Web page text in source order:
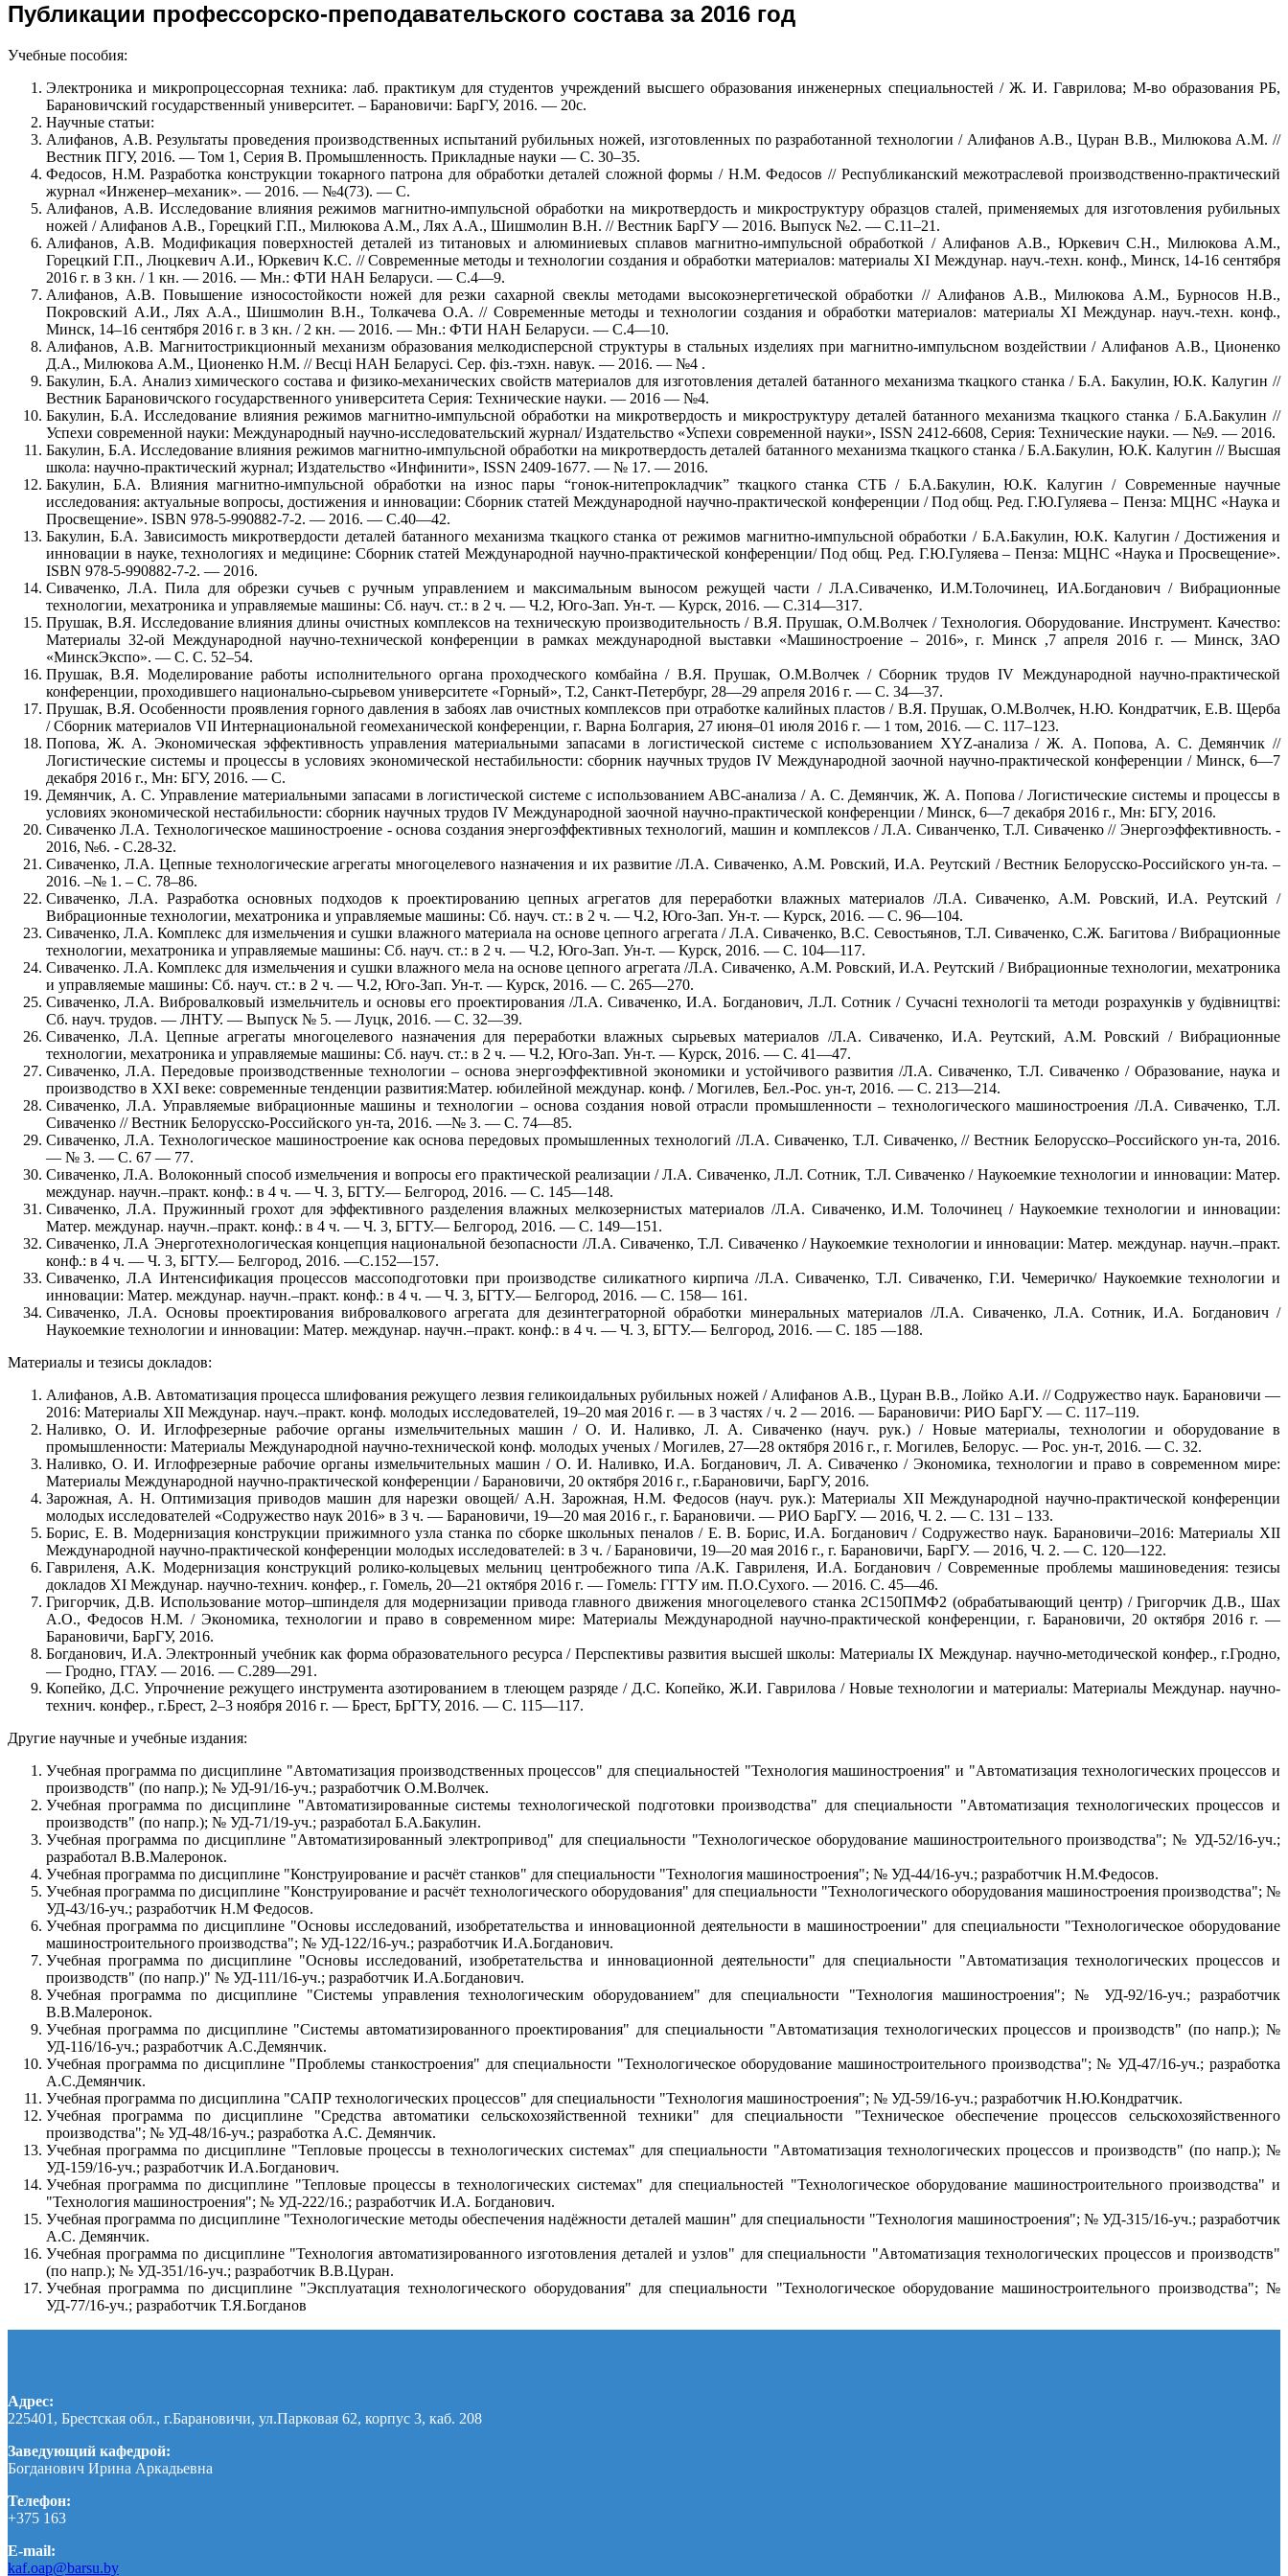
Публикации профессорско-преподавательского состава за 2016 год
Учебные пособия:
Электроника и микропроцессорная техника: лаб. практикум для студентов учреждений высшего образования инженерных специальностей / Ж. И. Гаврилова; М-во образования РБ,
Барановичский государственный университет. – Барановичи: БарГУ, 2016. — 20с.
Научные статьи:
Алифанов, А.В. Результаты проведения производственных испытаний рубильных ножей, изготовленных по разработанной технологии / Алифанов А.В., Цуран В.В., Милюкова А.М. //
Вестник ПГУ, 2016. — Том 1, Серия В. Промышленность. Прикладные науки — С. 30–35.
Федосов, Н.М. Разработка конструкции токарного патрона для обработки деталей сложной формы / Н.М. Федосов // Республиканский межотраслевой производственно-практический
журнал «Инженер–механик». — 2016. –– №4(73). — С.
Алифанов, А.В. Исследование влияния режимов магнитно-импульсной обработки на микротвердость и микроструктуру образцов сталей, применяемых для изготовления рубильных
ножей / Алифанов А.В., Горецкий Г.П., Милюкова А.М., Лях А.А., Шишмолин В.Н. // Вестник БарГУ — 2016. Выпуск №2. — С.11–21.
Алифанов, А.В. Модификация поверхностей деталей из титановых и алюминиевых сплавов магнитно-импульсной обработкой / Алифанов А.В., Юркевич С.Н., Милюкова А.М.,
Горецкий Г.П., Люцкевич А.И., Юркевич К.С. // Современные методы и технологии создания и обработки материалов: материалы XI Междунар. науч.-техн. конф., Минск, 14-16 сентября
2016 г. в 3 кн. / 1 кн. — 2016. — Мн.: ФТИ НАН Беларуси. — С.4—9.
Алифанов, А.В. Повышение износостойкости ножей для резки сахарной свеклы методами высокоэнергетической обработки // Алифанов А.В., Милюкова А.М., Бурносов Н.В.,
Покровский А.И., Лях А.А., Шишмолин В.Н., Толкачева О.А. // Современные методы и технологии создания и обработки материалов: материалы XI Междунар. науч.-техн. конф.,
Минск, 14–16 сентября 2016 г. в 3 кн. / 2 кн. — 2016. — Мн.: ФТИ НАН Беларуси. — С.4—10.
Алифанов, А.В. Магнитострикционный механизм образования мелкодисперсной структуры в стальных изделиях при магнитно-импульсном воздействии / Алифанов А.В., Ционенко
Д.А., Милюкова А.М., Ционенко Н.М. // Весці НАН Беларусі. Сер. фіз.-тэхн. навук. — 2016. — №4 .
Бакулин, Б.А. Анализ химического состава и физико-механических свойств материалов для изготовления деталей батанного механизма ткацкого станка / Б.А. Бакулин, Ю.К. Калугин //
Вестник Барановичского государственного университета Серия: Технические науки. — 2016 — №4.
Бакулин, Б.А. Исследование влияния режимов магнитно-импульсной обработки на микротвердость и микроструктуру деталей батанного механизма ткацкого станка / Б.А.Бакулин //
Успехи современной науки: Международный научно-исследовательский журнал/ Издательство «Успехи современной науки», ISSN 2412-6608, Серия: Технические науки. — №9. — 2016.
Бакулин, Б.А. Исследование влияния режимов магнитно-импульсной обработки на микротвердость деталей батанного механизма ткацкого станка / Б.А.Бакулин, Ю.К. Калугин // Высшая
школа: научно-практический журнал; Издательство «Инфинити», ISSN 2409-1677. — № 17. — 2016.
Бакулин, Б.А. Влияния магнитно-импульсной обработки на износ пары “гонок-нитепрокладчик” ткацкого станка СТБ / Б.А.Бакулин, Ю.К. Калугин / Современные научные
исследования: актуальные вопросы, достижения и инновации: Сборник статей Международной научно-практической конференции / Под общ. Ред. Г.Ю.Гуляева – Пенза: МЦНС «Наука и
Просвещение». ISВN 978-5-990882-7-2. — 2016. — С.40—42.
Бакулин, Б.А. Зависимость микротвердости деталей батанного механизма ткацкого станка от режимов магнитно-импульсной обработки / Б.А.Бакулин, Ю.К. Калугин / Достижения и
инновации в науке, технологиях и медицине: Сборник статей Международной научно-практической конференции/ Под общ. Ред. Г.Ю.Гуляева – Пенза: МЦНС «Наука и Просвещение».
ISВN 978-5-990882-7-2. — 2016.
Сиваченко, Л.А. Пила для обрезки сучьев с ручным управлением и максимальным выносом режущей части / Л.А.Сиваченко, И.М.Толочинец, ИА.Богданович / Вибрационные
технологии, мехатроника и управляемые машины: Сб. науч. ст.: в 2 ч. — Ч.2, Юго-Зап. Ун-т. — Курск, 2016. — С.314—317.
Прушак, В.Я. Исследование влияния длины очистных комплексов на техническую производительность / В.Я. Прушак, О.М.Волчек / Технология. Оборудование. Инструмент. Качество:
Материалы 32-ой Международной научно-технической конференции в рамках международной выставки «Машиностроение – 2016», г. Минск ,7 апреля 2016 г. — Минск, ЗАО
«МинскЭкспо». — С. С. 52–54.
Прушак, В.Я. Моделирование работы исполнительного органа проходческого комбайна / В.Я. Прушак, О.М.Волчек / Сборник трудов IV Международной научно-практической
конференции, проходившего национально-сырьевом университете «Горный», Т.2, Санкт-Петербург, 28—29 апреля 2016 г. — С. 34—37.
Прушак, В.Я. Особенности проявления горного давления в забоях лав очистных комплексов при отработке калийных пластов / В.Я. Прушак, О.М.Волчек, Н.Ю. Кондратчик, Е.В. Щерба
/ Сборник материалов VII Интернациональной геомеханической конференции, г. Варна Болгария, 27 июня–01 июля 2016 г. — 1 том, 2016. — С. 117–123.
Попова, Ж. А. Экономическая эффективность управления материальными запасами в логистической системе с использованием XYZ-анализа / Ж. А. Попова, А. С. Демянчик //
Логистические системы и процессы в условиях экономической нестабильности: сборник научных трудов IV Международной заочной научно-практической конференции / Минск, 6—7
декабря 2016 г., Мн: БГУ, 2016. — С.
Демянчик, А. С. Управление материальными запасами в логистической системе с использованием ABC-анализа / А. С. Демянчик, Ж. А. Попова / Логистические системы и процессы в
условиях экономической нестабильности: сборник научных трудов IV Международной заочной научно-практической конференции / Минск, 6—7 декабря 2016 г., Мн: БГУ, 2016.
Сиваченко Л.А. Технологическое машиностроение - основа создания энергоэффективных технологий, машин и комплексов / Л.А. Сиванченко, Т.Л. Сиваченко // Энергоэффективность. -
2016, №6. - С.28-32.
Сиваченко, Л.А. Цепные технологические агрегаты многоцелевого назначения и их развитие /Л.А. Сиваченко, А.М. Ровский, И.А. Реутский / Вестник Белорусско-Российского ун-та. –
2016. –№ 1. – С. 78–86.
Сиваченко, Л.А. Разработка основных подходов к проектированию цепных агрегатов для переработки влажных материалов /Л.А. Сиваченко, А.М. Ровский, И.А. Реутский /
Вибрационные технологии, мехатроника и управляемые машины: Сб. науч. ст.: в 2 ч. — Ч.2, Юго-Зап. Ун-т. — Курск, 2016. — С. 96—104.
Сиваченко, Л.А. Комплекс для измельчения и сушки влажного материала на основе цепного агрегата / Л.А. Сиваченко, В.С. Севостьянов, Т.Л. Сиваченко, С.Ж. Багитова / Вибрационные
технологии, мехатроника и управляемые машины: Сб. науч. ст.: в 2 ч. — Ч.2, Юго-Зап. Ун-т. — Курск, 2016. — С. 104—117.
Сиваченко. Л.А. Комплекс для измельчения и сушки влажного мела на основе цепного агрегата /Л.А. Сиваченко, А.М. Ровский, И.А. Реутский / Вибрационные технологии, мехатроника
и управляемые машины: Сб. науч. ст.: в 2 ч. — Ч.2, Юго-Зап. Ун-т. — Курск, 2016. — С. 265—270.
Сиваченко, Л.А. Вибровалковый измельчитель и основы его проектирования /Л.А. Сиваченко, И.А. Богданович, Л.Л. Сотник / Сучаснi технологii та методи розрахункiв у будiвництвi:
Сб. науч. трудов. — ЛНТУ. — Выпуск № 5. — Луцк, 2016. — С. 32—39.
Сиваченко, Л.А. Цепные агрегаты многоцелевого назначения для переработки влажных сырьевых материалов /Л.А. Сиваченко, И.А. Реутский, А.М. Ровский / Вибрационные
технологии, мехатроника и управляемые машины: Сб. науч. ст.: в 2 ч. — Ч.2, Юго-Зап. Ун-т. — Курск, 2016. — С. 41—47.
Сиваченко, Л.А. Передовые производственные технологии – основа энергоэффективной экономики и устойчивого развития /Л.А. Сиваченко, Т.Л. Сиваченко / Образование, наука и
производство в ХХI веке: современные тенденции развития:Матер. юбилейной междунар. конф. / Могилев, Бел.-Рос. ун-т, 2016. — С. 213—214.
Сиваченко, Л.А. Управляемые вибрационные машины и технологии – основа создания новой отрасли промышленности – технологического машиностроения /Л.А. Сиваченко, Т.Л.
Сиваченко // Вестник Белорусско-Российского ун-та, 2016. —№ 3. — С. 74—85.
Сиваченко, Л.А. Технологическое машиностроение как основа передовых промышленных технологий /Л.А. Сиваченко, Т.Л. Сиваченко, // Вестник Белорусско–Российского ун-та, 2016.
— № 3. — С. 67 — 77.
Сиваченко, Л.А. Волоконный способ измельчения и вопросы его практической реализации / Л.А. Сиваченко, Л.Л. Сотник, Т.Л. Сиваченко / Наукоемкие технологии и инновации: Матер.
междунар. научн.–практ. конф.: в 4 ч. — Ч. 3, БГТУ.— Белгород, 2016. — С. 145—148.
Сиваченко, Л.А. Пружинный грохот для эффективного разделения влажных мелкозернистых материалов /Л.А. Сиваченко, И.М. Толочинец / Наукоемкие технологии и инновации:
Матер. междунар. научн.–практ. конф.: в 4 ч. — Ч. 3, БГТУ.— Белгород, 2016. — С. 149—151.
Сиваченко, Л.А Энерготехнологическая концепция национальной безопасности /Л.А. Сиваченко, Т.Л. Сиваченко / Наукоемкие технологии и инновации: Матер. междунар. научн.–практ.
конф.: в 4 ч. — Ч. 3, БГТУ.— Белгород, 2016. —С.152—157.
Сиваченко, Л.А Интенсификация процессов массоподготовки при производстве силикатного кирпича /Л.А. Сиваченко, Т.Л. Сиваченко, Г.И. Чемеричко/ Наукоемкие технологии и
инновации: Матер. междунар. научн.–практ. конф.: в 4 ч. — Ч. 3, БГТУ.— Белгород, 2016. — С. 158— 161.
Сиваченко, Л.А. Основы проектирования вибровалкового агрегата для дезинтеграторной обработки минеральных материалов /Л.А. Сиваченко, Л.А. Сотник, И.А. Богданович /
Наукоемкие технологии и инновации: Матер. междунар. научн.–практ. конф.: в 4 ч. — Ч. 3, БГТУ.— Белгород, 2016. — С. 185 —188.
Материалы и тезисы докладов:
Алифанов, А.В. Автоматизация процесса шлифования режущего лезвия геликоидальных рубильных ножей / Алифанов А.В., Цуран В.В., Лойко А.И. // Содружество наук. Барановичи —
2016: Материалы XII Междунар. науч.–практ. конф. молодых исследователей, 19–20 мая 2016 г. — в 3 частях / ч. 2 — 2016. — Барановичи: РИО БарГУ. — С. 117–119.
Наливко, О. И. Иглофрезерные рабочие органы измельчительных машин / О. И. Наливко, Л. А. Сиваченко (науч. рук.) / Новые материалы, технологии и оборудование в
промышленности: Материалы Международной научно-технической конф. молодых ученых / Могилев, 27—28 октября 2016 г., г. Могилев, Белорус. — Рос. ун-т, 2016. — С. 32.
Наливко, О. И. Иглофрезерные рабочие органы измельчительных машин / О. И. Наливко, И.А. Богданович, Л. А. Сиваченко / Экономика, технологии и право в современном мире:
Материалы Международной научно-практической конференции / Барановичи, 20 октября 2016 г., г.Барановичи, БарГУ, 2016.
Зарожная, А. Н. Оптимизация приводов машин для нарезки овощей/ А.Н. Зарожная, Н.М. Федосов (науч. рук.): Материалы XII Международной научно-практической конференции
молодых исследователей «Содружество наук 2016» в 3 ч. — Барановичи, 19—20 мая 2016 г., г. Барановичи. — РИО БарГУ. — 2016, Ч. 2. — С. 131 – 133.
Борис, Е. В. Модернизация конструкции прижимного узла станка по сборке школьных пеналов / Е. В. Борис, И.А. Богданович / Содружество наук. Барановичи–2016: Материалы XII
Международной научно-практической конференции молодых исследователей: в 3 ч. / Барановичи, 19—20 мая 2016 г., г. Барановичи, БарГУ. — 2016, Ч. 2. — С. 120—122.
Гавриленя, А.К. Модернизация конструкций ролико-кольцевых мельниц центробежного типа /А.К. Гавриленя, И.А. Богданович / Современные проблемы машиноведения: тезисы
докладов XI Междунар. научно-технич. конфер., г. Гомель, 20—21 октября 2016 г. — Гомель: ГГТУ им. П.О.Сухого. — 2016. С. 45—46.
Григорчик, Д.В. Использование мотор–шпинделя для модернизации привода главного движения многоцелевого станка 2С150ПМФ2 (обрабатывающий центр) / Григорчик Д.В., Шах
А.О., Федосов Н.М. / Экономика, технологии и право в современном мире: Материалы Международной научно-практической конференции, г. Барановичи, 20 октября 2016 г. —
Барановичи, БарГУ, 2016.
Богданович, И.А. Электронный учебник как форма образовательного ресурса / Перспективы развития высшей школы: Материалы IX Междунар. научно-методической конфер., г.Гродно,
— Гродно, ГГАУ. — 2016. — С.289—291.
Копейко, Д.С. Упрочнение режущего инструмента азотированием в тлеющем разряде / Д.С. Копейко, Ж.И. Гаврилова / Новые технологии и материалы: Материалы Междунар. научно-
технич. конфер., г.Брест, 2–3 ноября 2016 г. — Брест, БрГТУ, 2016. — С. 115—117.
Другие научные и учебные издания:
Учебная программа по дисциплине "Автоматизация производственных процессов" для специальностей "Технология машиностроения" и "Автоматизация технологических процессов и
производств" (по напр.); № УД-91/16-уч.; разработчик О.М.Волчек.
Учебная программа по дисциплине "Автоматизированные системы технологической подготовки производства" для специальности "Автоматизация технологических процессов и
производств" (по напр.); № УД-71/19-уч.; разработал Б.А.Бакулин.
Учебная программа по дисциплине "Автоматизированный электропривод" для специальности "Технологическое оборудование машиностроительного производства"; № УД-52/16-уч.;
разработал В.В.Малеронок.
Учебная программа по дисциплине "Конструирование и расчёт станков" для специальности "Технология машиностроения"; № УД-44/16-уч.; разработчик Н.М.Федосов.
Учебная программа по дисциплине "Конструирование и расчёт технологического оборудования" для специальности "Технологического оборудования машиностроения производства"; №
УД-43/16-уч.; разработчик Н.М Федосов.
Учебная программа по дисциплине "Основы исследований, изобретательства и инновационной деятельности в машиностроении" для специальности "Технологическое оборудование
машиностроительного производства"; № УД-122/16-уч.; разработчик И.А.Богданович.
Учебная программа по дисциплине "Основы исследований, изобретательства и инновационной деятельности" для специальности "Автоматизация технологических процессов и
производств" (по напр.)" № УД-111/16-уч.; разработчик И.А.Богданович.
Учебная программа по дисциплине "Системы управления технологическим оборудованием" для специальности "Технология машиностроения"; № УД-92/16-уч.; разработчик
В.В.Малеронок.
Учебная программа по дисциплине "Системы автоматизированного проектирования" для специальности "Автоматизация технологических процессов и производств" (по напр.); №
УД-116/16-уч.; разработчик А.С.Демянчик.
Учебная программа по дисциплине "Проблемы станкостроения" для специальности "Технологическое оборудование машиностроительного производства"; № УД-47/16-уч.; разработка
А.С.Демянчик.
Учебная программа по дисциплина "САПР технологических процессов" для специальности "Технология машиностроения"; № УД-59/16-уч.; разработчик Н.Ю.Кондратчик.
Учебная программа по дисциплине "Средства автоматики сельскохозяйственной техники" для специальности "Техническое обеспечение процессов сельскохозяйственного
производства"; № УД-48/16-уч.; разработка А.С. Демянчик.
Учебная программа по дисциплине "Тепловые процессы в технологических системах" для специальности "Автоматизация технологических процессов и производств" (по напр.); №
УД-159/16-уч.; разработчик И.А.Богданович.
Учебная программа по дисциплине "Тепловые процессы в технологических системах" для специальностей "Технологическое оборудование машиностроительного производства" и
"Технология машиностроения"; № УД-222/16.; разработчик И.А. Богданович.
Учебная программа по дисциплине "Технологические методы обеспечения надёжности деталей машин" для специальности "Технология машиностроения"; № УД-315/16-уч.; разработчик
А.С. Демянчик.
Учебная программа по дисциплине "Технология автоматизированного изготовления деталей и узлов" для специальности "Автоматизация технологических процессов и производств"
(по напр.); № УД-351/16-уч.; разработчик В.В.Цуран.
Учебная программа по дисциплине "Эксплуатация технологического оборудования" для специальности "Технологическое оборудование машиностроительного производства"; №
УД-77/16-уч.; разработчик Т.Я.Богданов
Адрес:
225401, Брестская обл., г.Барановичи, ул.Парковая 62, корпус 3, каб. 208
Заведующий кафедрой:
Богданович Ирина Аркадьевна
Телефон:
+375 163
E-mail:
kaf.oap@barsu.by